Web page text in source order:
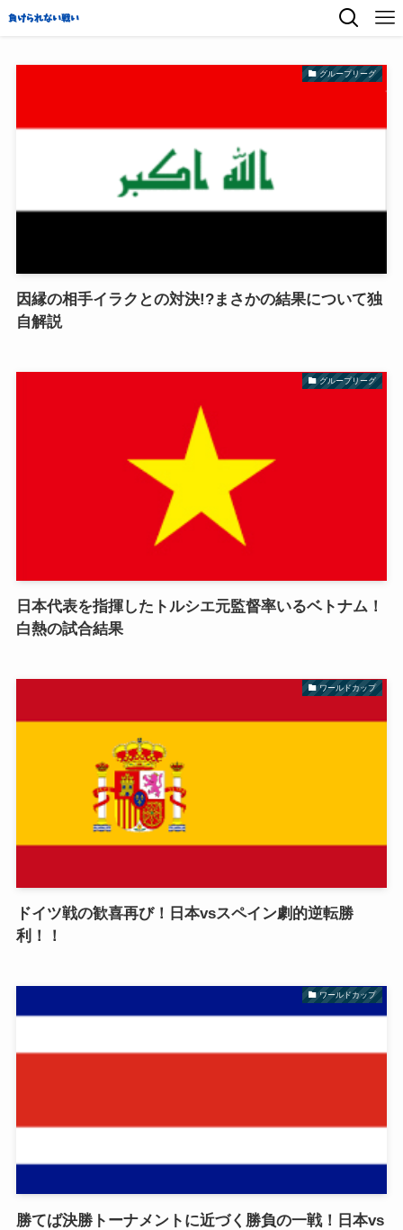
グループリーグ
因縁の相手イラクとの対決!?まさかの結果について独
自解説
グループリーグ
日本代表を指揮したトルシエ元監督率いるベトナム！
白熱の試合結果
ワールドカップ
ドイツ戦の歓喜再び！日本vsスペイン劇的逆転勝
利！！
ワールドカップ
勝てば決勝トーナメントに近づく勝負の一戦！日本vs